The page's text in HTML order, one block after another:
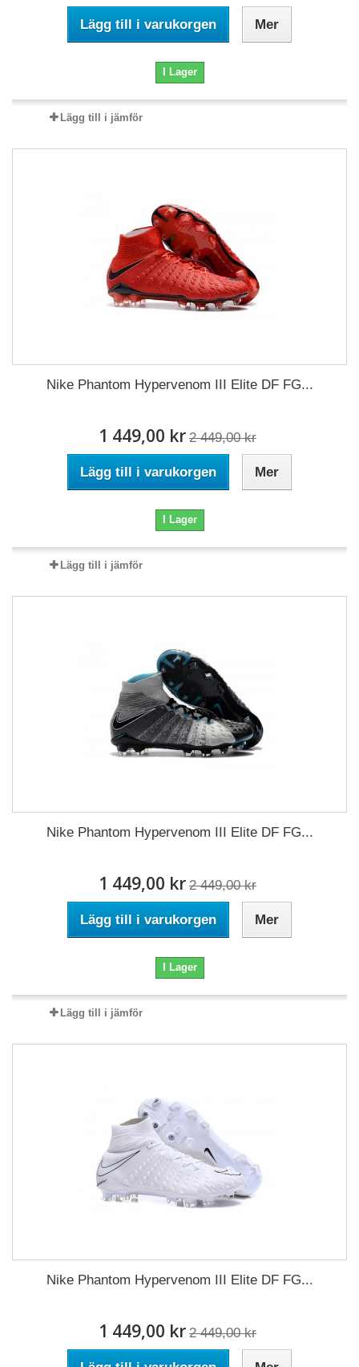
Lägg till i varukorgen Mer
I Lager
Lägg till i jämför
Nike Phantom Hypervenom III Elite DF FG...
1 449,00 kr 2 449,00 kr
Lägg till i varukorgen Mer
I Lager
Lägg till i jämför
Nike Phantom Hypervenom III Elite DF FG...
1 449,00 kr 2 449,00 kr
Lägg till i varukorgen Mer
I Lager
Lägg till i jämför
Nike Phantom Hypervenom III Elite DF FG...
1 449,00 kr 2 449,00 kr